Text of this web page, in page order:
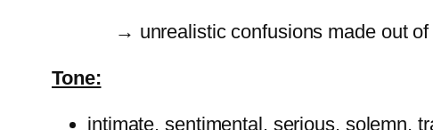
→ unrealistic confusions made out of
Tone:
intimate, sentimental, serious, solemn,